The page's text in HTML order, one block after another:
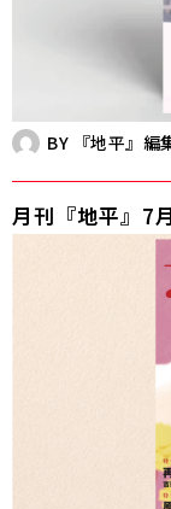
BY 『地平』編
月刊『地平』7